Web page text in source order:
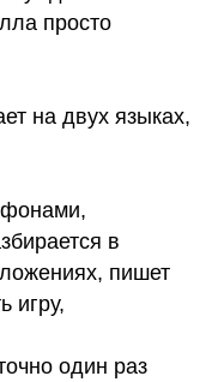
просто
на двух языках,
в
пишет
игру,
один раз